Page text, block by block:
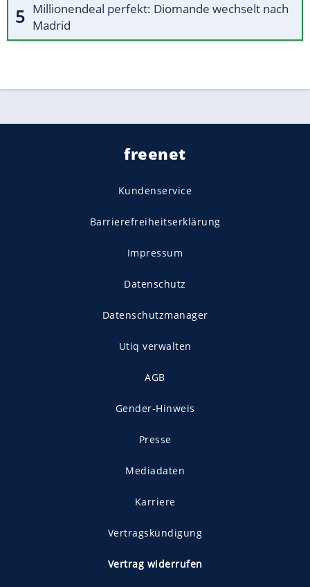
Millionendeal perfekt: Diomande wechselt nach
Madrid
freenet
Kundenservice
Barrierefreiheitserklärung
Impressum
Datenschutz
Datenschutzmanager
Utiq verwalten
AGB
Gender-Hinweis
Presse
Mediadaten
Karriere
Vertragskündigung
Vertrag widerrufen